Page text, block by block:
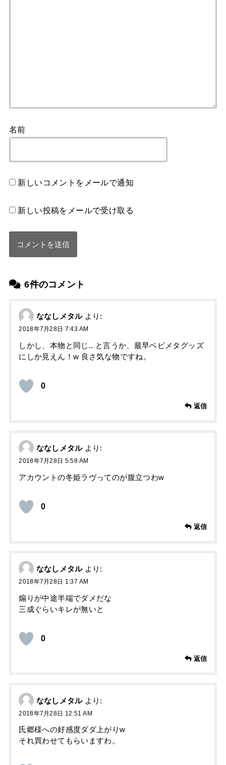
6件のコメント
ななしメタル より:
2018年7月28日 7:43 AM
しかし、本物と同じ.. と言うか、最早ベビメタグッズ
にしか見えん！w 良さ気な物ですね。
0
返信
ななしメタル より:
2018年7月28日 5:58 AM
アカウントの冬姫ラヴってのが腹立つわw
0
返信
ななしメタル より:
2018年7月28日 1:37 AM
煽りが中途半端でダメだな
三成ぐらいキレが無いと
0
返信
ななしメタル より:
2018年7月28日 12:51 AM
氏郷様への好感度ダダ上がりw
それ買わせてもらいますわ。
名前
新しいコメントをメールで通知
新しい投稿をメールで受け取る